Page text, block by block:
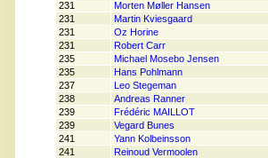
231
Morten Møller Hansen
231
Martin Kviesgaard
231
Oz Horine
231
Robert Carr
235
Michael Mosebo Jensen
235
Hans Pohlmann
237
Leo Stegeman
238
Andreas Ranner
239
Frédéric MAILLOT
239
Vegard Bunes
241
Yann Kolbeinsson
241
Reinoud Vermoolen